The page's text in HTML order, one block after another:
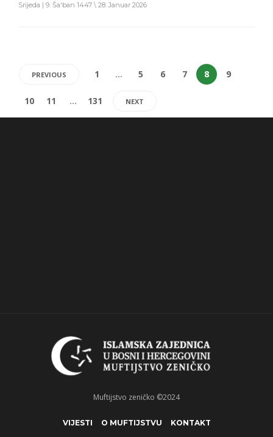
Srijeda | 9. Ša'ban 1447 \ 28. Januar 2026
PREVIOUS 1 … 5 6 7 8 9
10 11 … 131 NEXT
Muftijstvo zeničko ©2024
VIJESTI O MUFTIJSTVU KONTAKT